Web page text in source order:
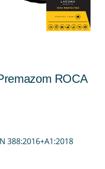
ROCA
388:2016+A1:2018